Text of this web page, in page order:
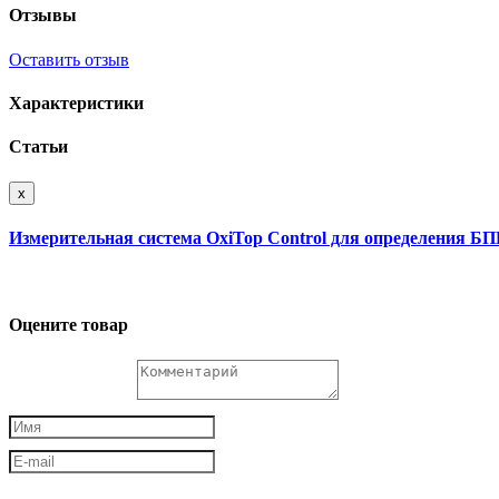
Отзывы
Оставить отзыв
Характеристики
Статьи
x
Измерительная система OxiTop Control для определения
Оцените товар